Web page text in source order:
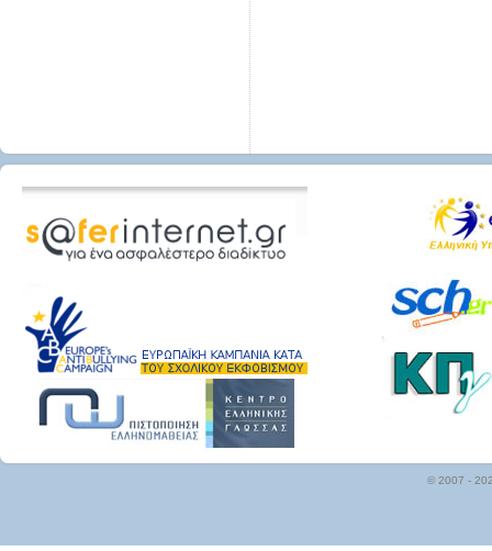
© 2007 -